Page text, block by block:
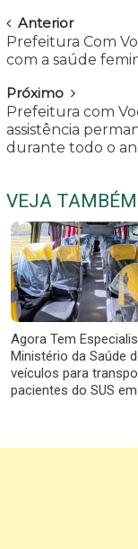
Navegar
Anterior
Prefeitura Com
com a saúde
Próximo
Prefeitura com
assistência
durante todo o
VEJA TAMBÉM
Agora Tem
Ministério da Saúde
veículos para
pacientes do SUS